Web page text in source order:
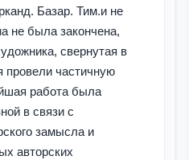
Базар. Тим.и не
не была закончена,
свернутая в
провели частичную
работа была
в связи с
замысла и
авторских